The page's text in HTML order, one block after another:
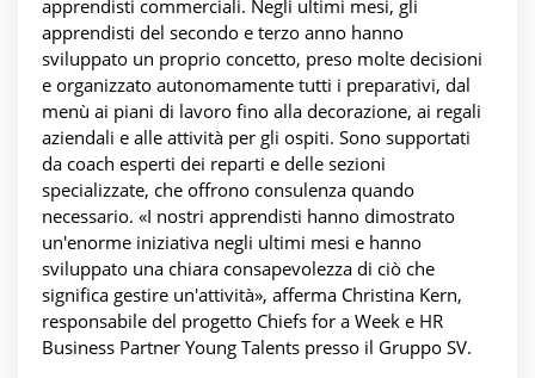
apprendisti commerciali. Negli ultimi mesi, gli
apprendisti del secondo e terzo anno hanno
sviluppato un proprio concetto, preso molte decisioni
e organizzato autonomamente tutti i preparativi, dal
menù ai piani di lavoro fino alla decorazione, ai regali
aziendali e alle attività per gli ospiti. Sono supportati
da coach esperti dei reparti e delle sezioni
specializzate, che offrono consulenza quando
necessario. «I nostri apprendisti hanno dimostrato
un'enorme iniziativa negli ultimi mesi e hanno
sviluppato una chiara consapevolezza di ciò che
significa gestire un'attività», afferma Christina Kern,
responsabile del progetto Chiefs for a Week e HR
Business Partner Young Talents presso il Gruppo SV.